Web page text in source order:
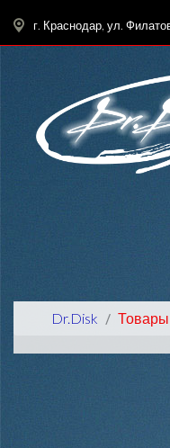
г. Краснодар, ул.
Dr.Disk Товары